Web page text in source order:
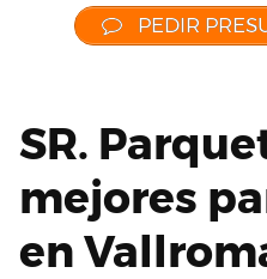
PEDIR
SR.
mejores
en